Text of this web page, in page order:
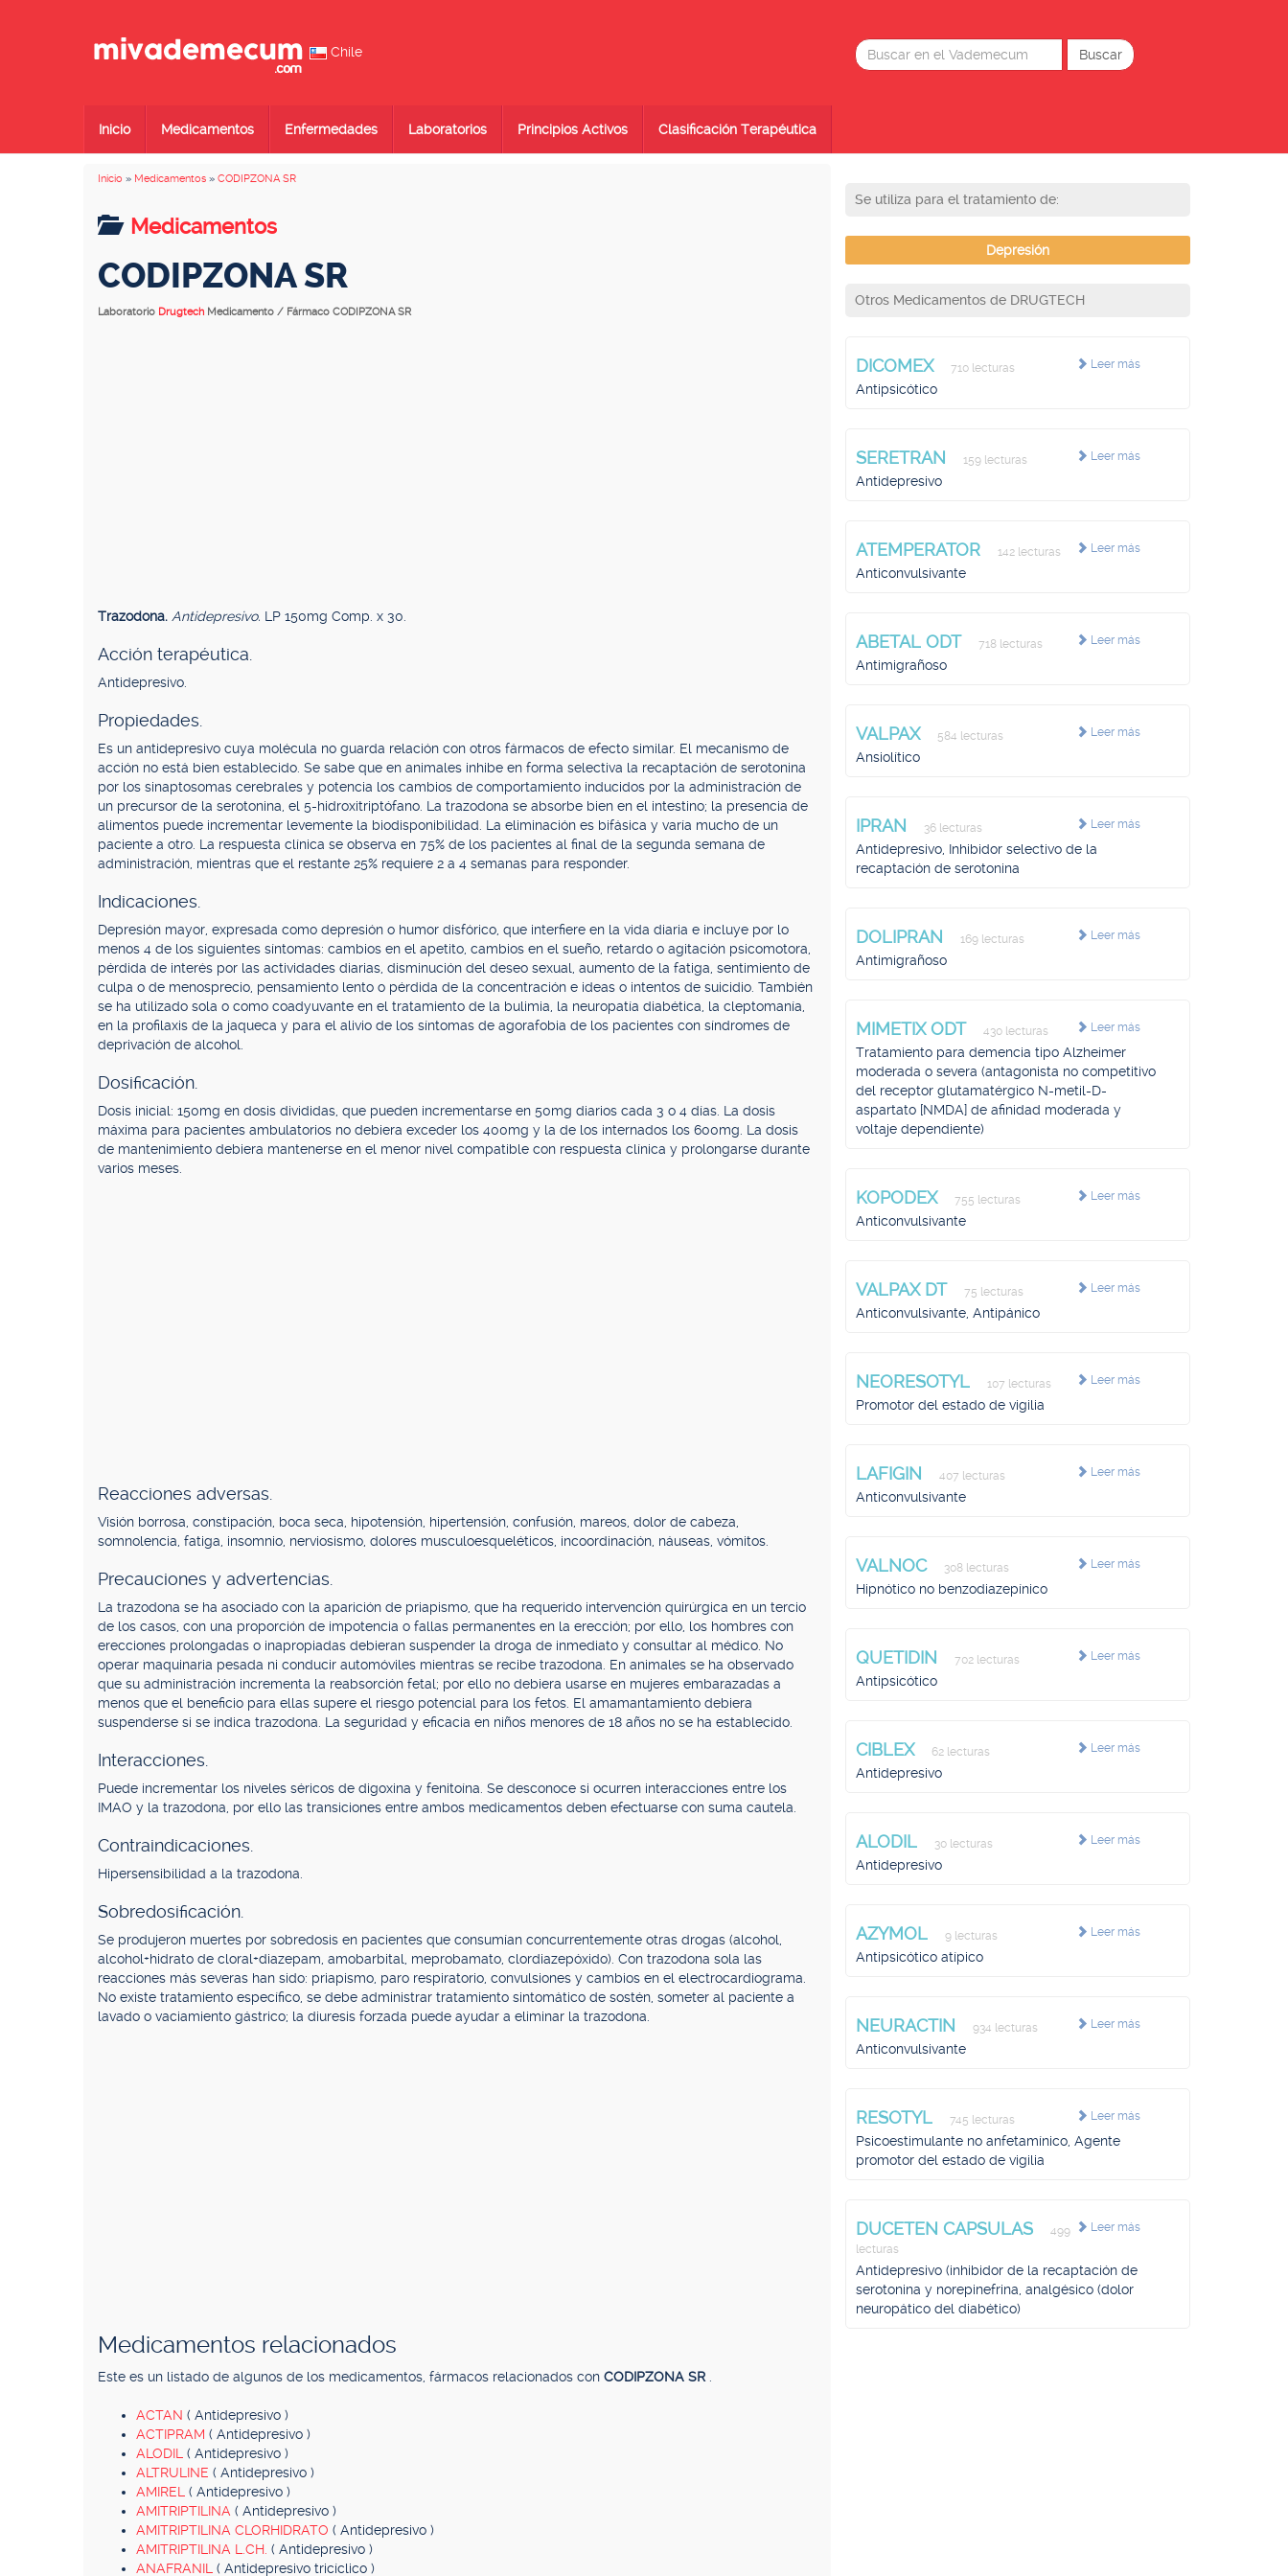
Chile
Inicio Medicamentos Enfermedades Laboratorios Principios Activos Clasificación Terapéutica
Inicio » Medicamentos » CODIPZONA SR
Medicamentos
CODIPZONA SR
Laboratorio Drugtech Medicamento / Fármaco CODIPZONA SR
Trazodona. Antidepresivo. LP 150mg Comp. x 30.
Acción terapéutica.
Antidepresivo.
Propiedades.
Es un antidepresivo cuya molécula no guarda relación con otros fármacos de efecto similar. El mecanismo de
acción no está bien establecido. Se sabe que en animales inhibe en forma selectiva la recaptación de serotonina
por los sinaptosomas cerebrales y potencia los cambios de comportamiento inducidos por la administración de
un precursor de la serotonina, el 5-hidroxitriptófano. La trazodona se absorbe bien en el intestino; la presencia de
alimentos puede incrementar levemente la biodisponibilidad. La eliminación es bifásica y varía mucho de un
paciente a otro. La respuesta clínica se observa en 75% de los pacientes al final de la segunda semana de
administración, mientras que el restante 25% requiere 2 a 4 semanas para responder.
Indicaciones.
Depresión mayor, expresada como depresión o humor disfórico, que interfiere en la vida diaria e incluye por lo
menos 4 de los siguientes síntomas: cambios en el apetito, cambios en el sueño, retardo o agitación psicomotora,
pérdida de interés por las actividades diarias, disminución del deseo sexual, aumento de la fatiga, sentimiento de
culpa o de menosprecio, pensamiento lento o pérdida de la concentración e ideas o intentos de suicidio. También
se ha utilizado sola o como coadyuvante en el tratamiento de la bulimia, la neuropatía diabética, la cleptomanía,
en la profilaxis de la jaqueca y para el alivio de los síntomas de agorafobia de los pacientes con síndromes de
deprivación de alcohol.
Dosificación.
Dosis inicial: 150mg en dosis divididas, que pueden incrementarse en 50mg diarios cada 3 o 4 días. La dosis
máxima para pacientes ambulatorios no debiera exceder los 400mg y la de los internados los 600mg. La dosis
de mantenimiento debiera mantenerse en el menor nivel compatible con respuesta clínica y prolongarse durante
varios meses.
Reacciones adversas.
Visión borrosa, constipación, boca seca, hipotensión, hipertensión, confusión, mareos, dolor de cabeza,
somnolencia, fatiga, insomnio, nerviosismo, dolores musculoesqueléticos, incoordinación, náuseas, vómitos.
Precauciones y advertencias.
La trazodona se ha asociado con la aparición de priapismo, que ha requerido intervención quirúrgica en un tercio
de los casos, con una proporción de impotencia o fallas permanentes en la erección; por ello, los hombres con
erecciones prolongadas o inapropiadas debieran suspender la droga de inmediato y consultar al médico. No
operar maquinaria pesada ni conducir automóviles mientras se recibe trazodona. En animales se ha observado
que su administración incrementa la reabsorción fetal; por ello no debiera usarse en mujeres embarazadas a
menos que el beneficio para ellas supere el riesgo potencial para los fetos. El amamantamiento debiera
suspenderse si se indica trazodona. La seguridad y eficacia en niños menores de 18 años no se ha establecido.
Interacciones.
Puede incrementar los niveles séricos de digoxina y fenitoína. Se desconoce si ocurren interacciones entre los
IMAO y la trazodona, por ello las transiciones entre ambos medicamentos deben efectuarse con suma cautela.
Contraindicaciones.
Hipersensibilidad a la trazodona.
Sobredosificación.
Se produjeron muertes por sobredosis en pacientes que consumían concurrentemente otras drogas (alcohol,
alcohol+hidrato de cloral+diazepam, amobarbital, meprobamato, clordiazepóxido). Con trazodona sola las
reacciones más severas han sido: priapismo, paro respiratorio, convulsiones y cambios en el electrocardiograma.
No existe tratamiento específico, se debe administrar tratamiento sintomático de sostén, someter al paciente a
lavado o vaciamiento gástrico; la diuresis forzada puede ayudar a eliminar la trazodona.
Medicamentos relacionados
Este es un listado de algunos de los medicamentos, fármacos relacionados con CODIPZONA SR
ACTAN ( Antidepresivo )
ACTIPRAM ( Antidepresivo )
ALODIL ( Antidepresivo )
ALTRULINE ( Antidepresivo )
AMIREL ( Antidepresivo )
AMITRIPTILINA ( Antidepresivo )
AMITRIPTILINA CLORHIDRATO ( Antidepresivo )
AMITRIPTILINA L.CH. ( Antidepresivo )
ANAFRANIL ( Antidepresivo tricíclico )
Se utiliza para el tratamiento de:
Depresión
Otros Medicamentos de DRUGTECH
Leer más
DICOMEX 710 lecturas
Antipsicótico
Leer más
SERETRAN 159 lecturas
Antidepresivo
Leer más
ATEMPERATOR 142 lecturas
Anticonvulsivante
Leer más
ABETAL ODT 718 lecturas
Antimigrañoso
Leer más
VALPAX 584 lecturas
Ansiolítico
Leer más
IPRAN 36 lecturas
Antidepresivo, Inhibidor selectivo de la
recaptación de serotonina
Leer más
DOLIPRAN 169 lecturas
Antimigrañoso
Leer más
MIMETIX ODT 430 lecturas
Tratamiento para demencia tipo Alzheimer
moderada o severa (antagonista no competitivo
del receptor glutamatérgico N-metil-D-
aspartato [NMDA] de afinidad moderada y
voltaje dependiente)
Leer más
KOPODEX 755 lecturas
Anticonvulsivante
Leer más
VALPAX DT 75 lecturas
Anticonvulsivante, Antipánico
Leer más
NEORESOTYL 107 lecturas
Promotor del estado de vigilia
Leer más
LAFIGIN 407 lecturas
Anticonvulsivante
Leer más
VALNOC 308 lecturas
Hipnótico no benzodiazepínico
Leer más
QUETIDIN 702 lecturas
Antipsicótico
Leer más
CIBLEX 62 lecturas
Antidepresivo
Leer más
ALODIL 30 lecturas
Antidepresivo
Leer más
AZYMOL 9 lecturas
Antipsicótico atípico
Leer más
NEURACTIN 934 lecturas
Anticonvulsivante
Leer más
RESOTYL 745 lecturas
Psicoestimulante no anfetamínico, Agente
promotor del estado de vigilia
Leer más
DUCETEN CAPSULAS
499
lecturas
Antidepresivo (inhibidor de la recaptación de
serotonina y norepinefrina, analgésico (dolor
neuropático del diabético)